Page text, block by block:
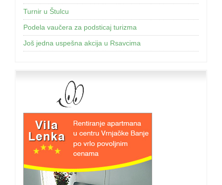
Turnir u Štulcu
Podela vaučera za podsticaj turizma
Još jednа uspešnа аkcijа u Rsаvcimа